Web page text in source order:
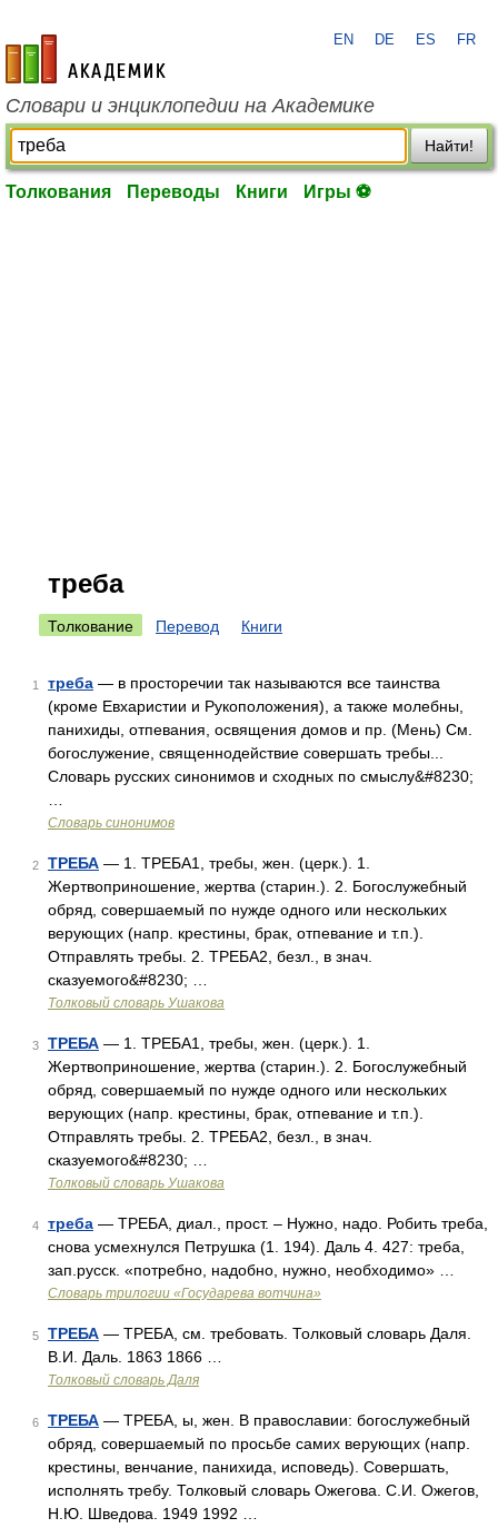
academic.ru
EN DE ES FR
Словари и энциклопедии на Академике
Найти!
Толкования Переводы Книги Игры ⚽
треба
Толкование Перевод Книги
1 треба — в просторечии так называются все таинства
(кроме Евхаристии и Рукоположения), а также молебны,
панихиды, отпевания, освящения домов и пр. (Мень) См.
богослужение, священнодействие совершать требы...
Словарь русских синонимов и сходных по смыслу&#8230;
Словарь синонимов
2 ТРЕБА — 1. ТРЕБА1, требы, жен. (церк.). 1.
Жертвоприношение, жертва (старин.). 2. Богослужебный
обряд, совершаемый по нужде одного или нескольких
верующих (напр. крестины, брак, отпевание и т.п.).
Отправлять требы. 2. ТРЕБА2, безл., в знач.
сказуемого&#8230; …
Толковый словарь Ушакова
3 ТРЕБА — 1. ТРЕБА1, требы, жен. (церк.). 1.
Жертвоприношение, жертва (старин.). 2. Богослужебный
обряд, совершаемый по нужде одного или нескольких
верующих (напр. крестины, брак, отпевание и т.п.).
Отправлять требы. 2. ТРЕБА2, безл., в знач.
сказуемого&#8230; …
Толковый словарь Ушакова
4 треба — ТРЕБА, диал., прост. – Нужно, надо. Робить треба,
снова усмехнулся Петрушка (1. 194). Даль 4. 427: треба,
зап.русск. «потребно, надобно, нужно, необходимо» …
Словарь трилогии «Государева вотчина»
5 ТРЕБА — ТРЕБА, см. требовать. Толковый словарь Даля.
В.И. Даль. 1863 1866 …
Толковый словарь Даля
6 ТРЕБА — ТРЕБА, ы, жен. В православии: богослужебный
обряд, совершаемый по просьбе самих верующих (напр.
крестины, венчание, панихида, исповедь). Совершать,
исполнять требу. Толковый словарь Ожегова. С.И. Ожегов,
Н.Ю. Шведова. 1949 1992 …